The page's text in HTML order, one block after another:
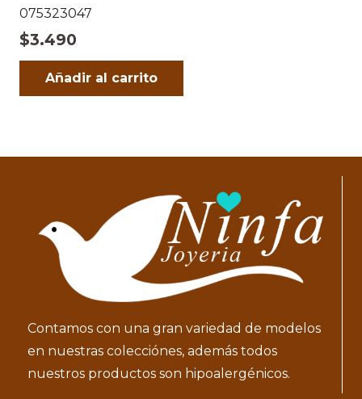
075323047
$3.490
Añadir al carrito
Contamos con una gran variedad de modelos
en nuestras colecciónes, además todos
nuestros productos son hipoalergénicos.